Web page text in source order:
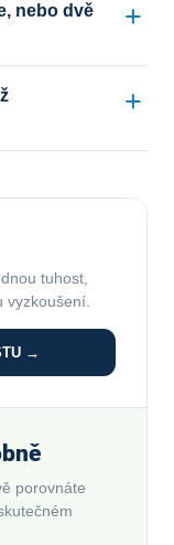
nebo dvě
tuhost,
vyzkoušení.
→
porovnáte